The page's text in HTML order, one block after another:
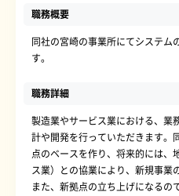
職務概要
同社の宮崎の事業所にてシステム
す。
職務詳細
製造業やサービス業における、業
計や開発を行っていただきます。
点のベースを作り、将来的には、
ス業）との協業により、新規事業
また、新拠点の立ち上げになるの